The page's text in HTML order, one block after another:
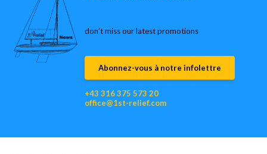
don’t miss our latest promotions
Abonnez-vous à notre infolettre
+43 316 375 573 20
office@1st-relief.com